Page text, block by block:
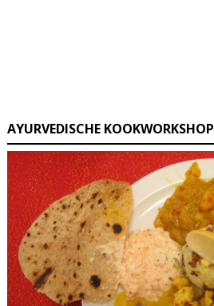
AYURVEDISCHE KOOKWORKSHOP